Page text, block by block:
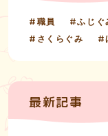
職員 ふじぐ
さくらぐみ
最新記事